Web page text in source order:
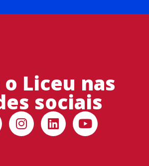
o Liceu nas
sociais